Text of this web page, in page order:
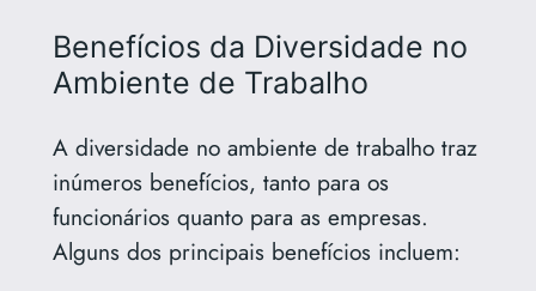
Benefícios da Diversidade no
Ambiente de Trabalho
A diversidade no ambiente de trabalho traz
inúmeros benefícios, tanto para os
funcionários quanto para as empresas.
Alguns dos principais benefícios incluem: